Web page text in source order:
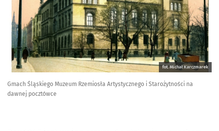
fot. Michał Karczmarek
Gmach Śląskiego Muzeum Rzemiosła Artystycznego i Starożytności na
dawnej pocztówce